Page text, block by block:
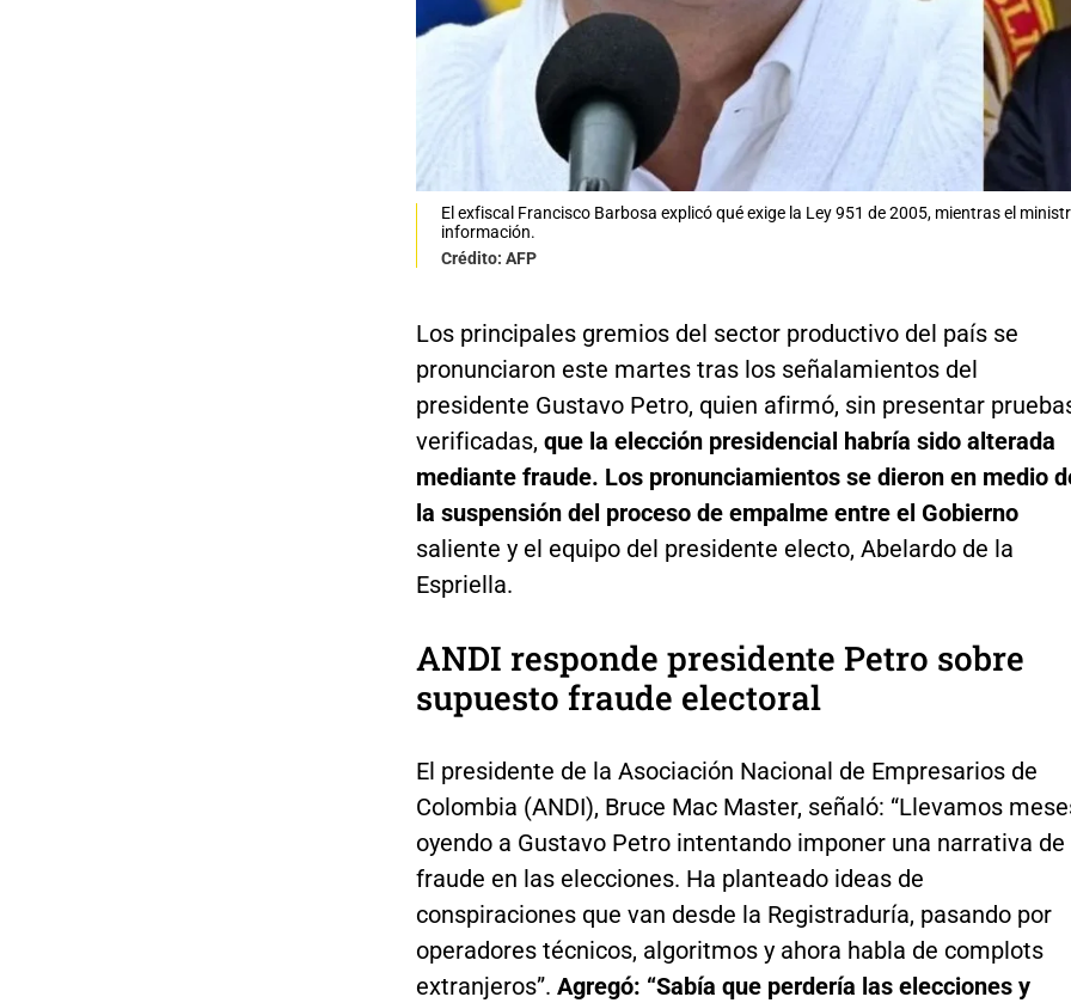
El exfiscal Francisco Barbosa explicó qué exige la Ley 951 de 2005, mientras el
información.
Crédito: AFP
Los principales gremios del sector productivo del país se
pronunciaron este martes tras los señalamientos del
presidente Gustavo Petro, quien afirmó, sin presentar
verificadas, que la elección presidencial habría sido alterada
mediante fraude. Los pronunciamientos se dieron en medio
la suspensión del proceso de empalme entre el Gobierno
saliente y el equipo del presidente electo, Abelardo de la
Espriella.
ANDI responde presidente Petro sobre
supuesto fraude electoral
El presidente de la Asociación Nacional de Empresarios de
Colombia (ANDI), Bruce Mac Master, señaló: “Llevamos
oyendo a Gustavo Petro intentando imponer una narrativa de
fraude en las elecciones. Ha planteado ideas de
conspiraciones que van desde la Registraduría, pasando por
operadores técnicos, algoritmos y ahora habla de complots
extranjeros”. Agregó: “Sabía que perdería las elecciones y